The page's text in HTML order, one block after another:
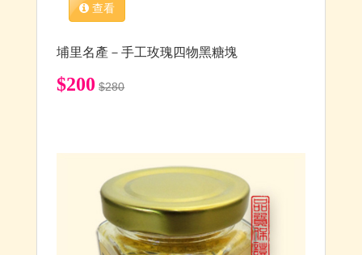
查看
埔里名產－手工玫瑰四物黑糖塊
$200 $280